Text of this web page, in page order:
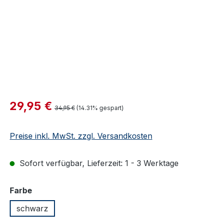
Verkaufspreis:
29,95 € Regulärer Preis:
34,95 € (14.31% gespart)
Preise inkl. MwSt. zzgl. Versandkosten
Sofort verfügbar, Lieferzeit: 1 - 3 Werktage
Farbeauswählen
schwarz